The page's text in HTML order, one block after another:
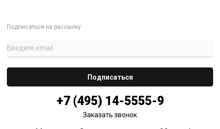
Подписаться на рассылку
+7 (495) 14-5555-9
Заказать звонок